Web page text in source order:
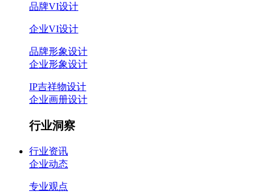
品牌VI设计
企业VI设计
品牌形象设计
企业形象设计
IP吉祥物设计
企业画册设计
行业洞察
行业资讯
企业动态
专业观点